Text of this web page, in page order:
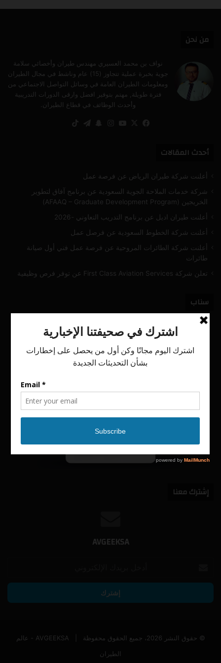
من نحن
نواف بن محمد العسيري مهندس طيران وأخصائي سلامة
جوية بخبرة عملية تتجاوز (15) عام وناشط في مجال الطيران
ومعلومات الطيران العامة في وسائل التواصل الاجتماعي من
فترة طويلة, مهتم بتوفير افضل وارقى الدورات التدريبية
وأحدث الوظائف في قطاع الطيران.
فيسبوك
‫X
‫YouTube
انستقرام
سنابتيلقرام
أحدث المقالات
أعلنت شركة طيران الرياض عن فرصة عمل
شركة خدمات الملاحة الجوية السعودية عن برنامج آفاق لتطوير
الخريجين (AFAAQ – Graduate Development Program)
أعلنت طيران اديل عن برنامج التدريب التعاوني -2026
أعلنت شركة الخطوط السعودية عن فرصل عمل
أعلنت شركة الطائرات المروحية عن فرصة عمل فني أول صيانة
طائرات
تعلن شركة First Class Aviation Services عن توفر فرص وظيفية
سناب
إشترك معنا
AVGEEKSA
الإلكتروني
© حقوق النشر 2026، جميع الحقوق محفوظة |
AVGEEKSA - عالم
الطيران